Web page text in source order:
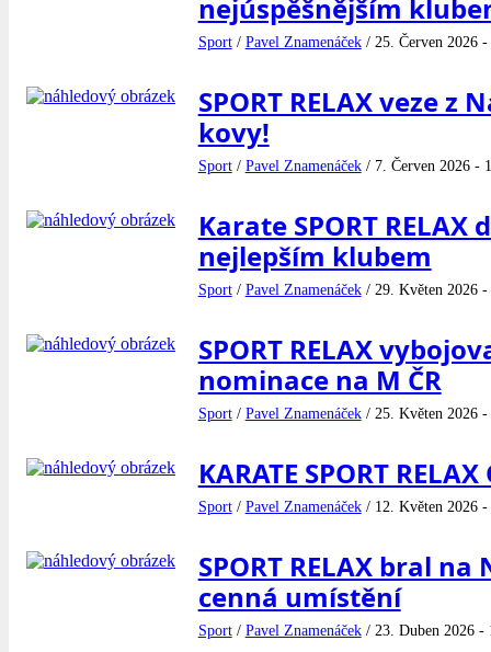
nejúspěšnějším
Sport/ Pavel Znamenáček/ 25. Červen 2026 -
SPORT RELAX veze z
kovy!
Sport/ Pavel Znamenáček/ 7. Červen 2026 -
Karate SPORT RELAX
nejlepším klubem
Sport/ Pavel Znamenáček/ 29. Květen 2026 -
SPORT RELAX
nominace na M ČR
Sport/ Pavel Znamenáček/ 25. Květen 2026 -
KARATE SPORT
Sport/ Pavel Znamenáček/ 12. Květen 2026 -
SPORT RELAX bral
cenná umístění
Sport/ Pavel Znamenáček/ 23. Duben 2026 -